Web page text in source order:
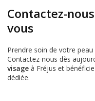
Contactez-
vous
Prendre soin de votre
Contactez-nous dès
visage à Fréjus et
dédiée.